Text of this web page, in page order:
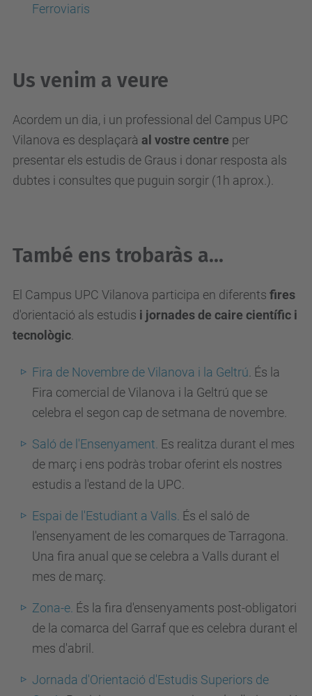
Ferroviaris
Us venim a veure
Acordem un dia, i un professional del Campus UPC
Vilanova es desplaçarà al vostre centre per
presentar els estudis de Graus i donar resposta als
dubtes i consultes que puguin sorgir (1h aprox.).
També ens trobaràs a...
El Campus UPC Vilanova participa en diferents fires
d'orientació als estudis i jornades de caire científic i
tecnològic
Fira de Novembre de Vilanova i la Geltrú . És la
Fira comercial de Vilanova i la Geltrú que se
celebra el segon cap de setmana de novembre.
Saló de l'Ensenyament. Es realitza durant el mes
de març i ens podràs trobar oferint els nostres
estudis a l'estand de la UPC.
Espai de l'Estudiant a Valls. És el saló de
l'ensenyament de les comarques de Tarragona.
Una fira anual que se celebra a Valls durant el
mes de març.
Zona-e. És la fira d'ensenyaments post-obligatori
de la comarca del Garraf que es celebra durant el
mes d'abril.
Jornada d'Orientació d'Estudis Superiors de